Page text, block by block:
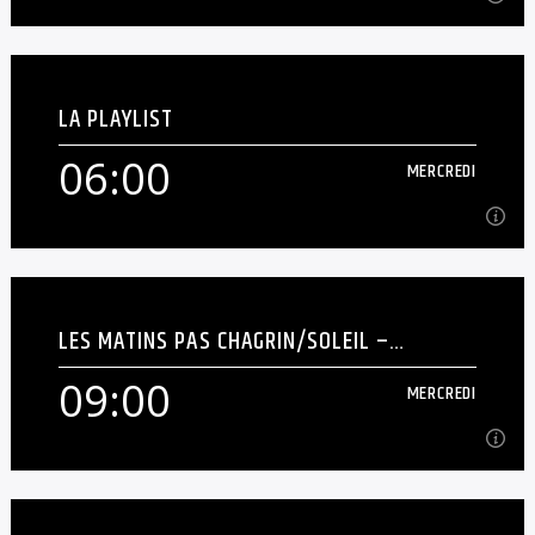
00:00 MERCREDI
Playlist de la nuit [...]
En savoir plus
LA PLAYLIST
06:00 MERCREDI
06:00 MERCREDI
Programmes musical généraliste sens blablas
En savoir plus
LES MATINS PAS CHAGRIN/SOLEIL –
MATINALE
09:00 MERCREDI
09:00 MERCREDI